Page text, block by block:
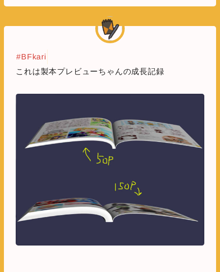
#BFkari
これは製本プレビューちゃんの成長記録